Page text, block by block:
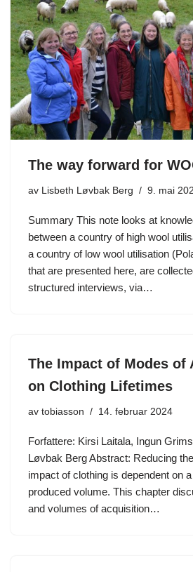
The way forward for
av Lisbeth Løvbak Berg 9. mai
Summary This note looks at
between a country of high wool
a country of low wool utilisation
that are presented here, are
structured interviews, via…
The Impact of Modes of
on Clothing Lifetimes
av tobiasson 14. februar 2024
Forfattere: Kirsi Laitala, Ingun
Løvbak Berg Abstract: Reducing
impact of clothing is dependent on
produced volume. This chapter
and volumes of acquisition…